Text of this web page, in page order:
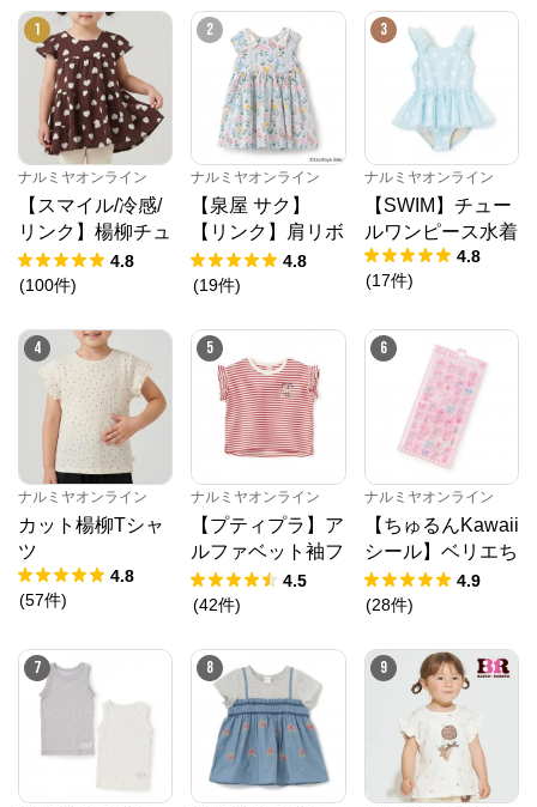
1
ナルミヤオンライン
【スマイル/冷感/
リンク】楊柳チュ
ニック
4.8
(100件)
2
ナルミヤオンライン
【泉屋 サク】
【リンク】肩リボ
ンフラワーキャッ
トワンピース
4.8
(19件)
3
ナルミヤオンライン
【SWIM】チュー
ルワンピース水着
4.8
(17件)
4
ナルミヤオンライン
カット楊柳Tシャ
ツ
4.8
(57件)
5
ナルミヤオンライン
【プティプラ】ア
ルファベット袖フ
リルTシャツ
4.5
(42件)
6
ナルミヤオンライン
【ちゅるんKawaii
シール】ベリエち
ゃん
4.9
(28件)
7 8 9
ナルミヤオンライン
公式ECサイト
※外部サイトが開きます
ナルミヤオンライン からのコメント
ゾピアノ、プティマイン、ラブトキシック、アナスイ
ミニ等、全ブランド、全商品をご覧いただけます。